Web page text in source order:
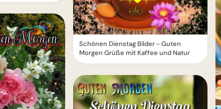
Schönen Dienstag Bilder - Guten
Morgen Grüße mit Kaffee und Natur